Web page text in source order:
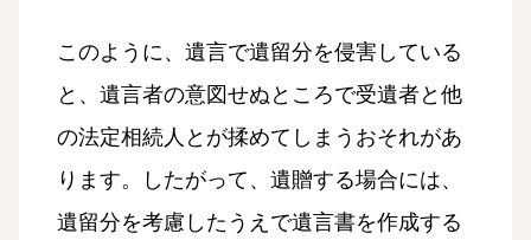
このように、遺言で遺留分を侵害している
と、遺言者の意図せぬところで受遺者と他
の法定相続人とが揉めてしまうおそれがあ
ります。したがって、遺贈する場合には、
遺留分を考慮したうえで遺言書を作成する